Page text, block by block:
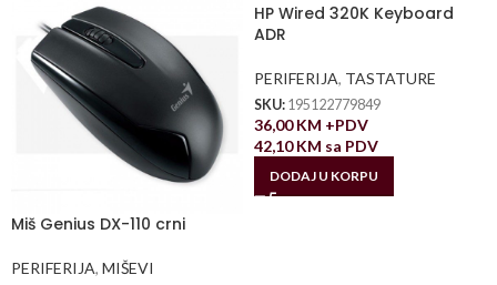
Miš Genius DX-110 crni
PERIFERIJA, MIŠEVI
HP Wired 320K Keyboard
ADR
PERIFERIJA, TASTATURE
SKU: 195122779849
36,00KM +PDV
42,10KM sa PDV
DODAJ U KORPU